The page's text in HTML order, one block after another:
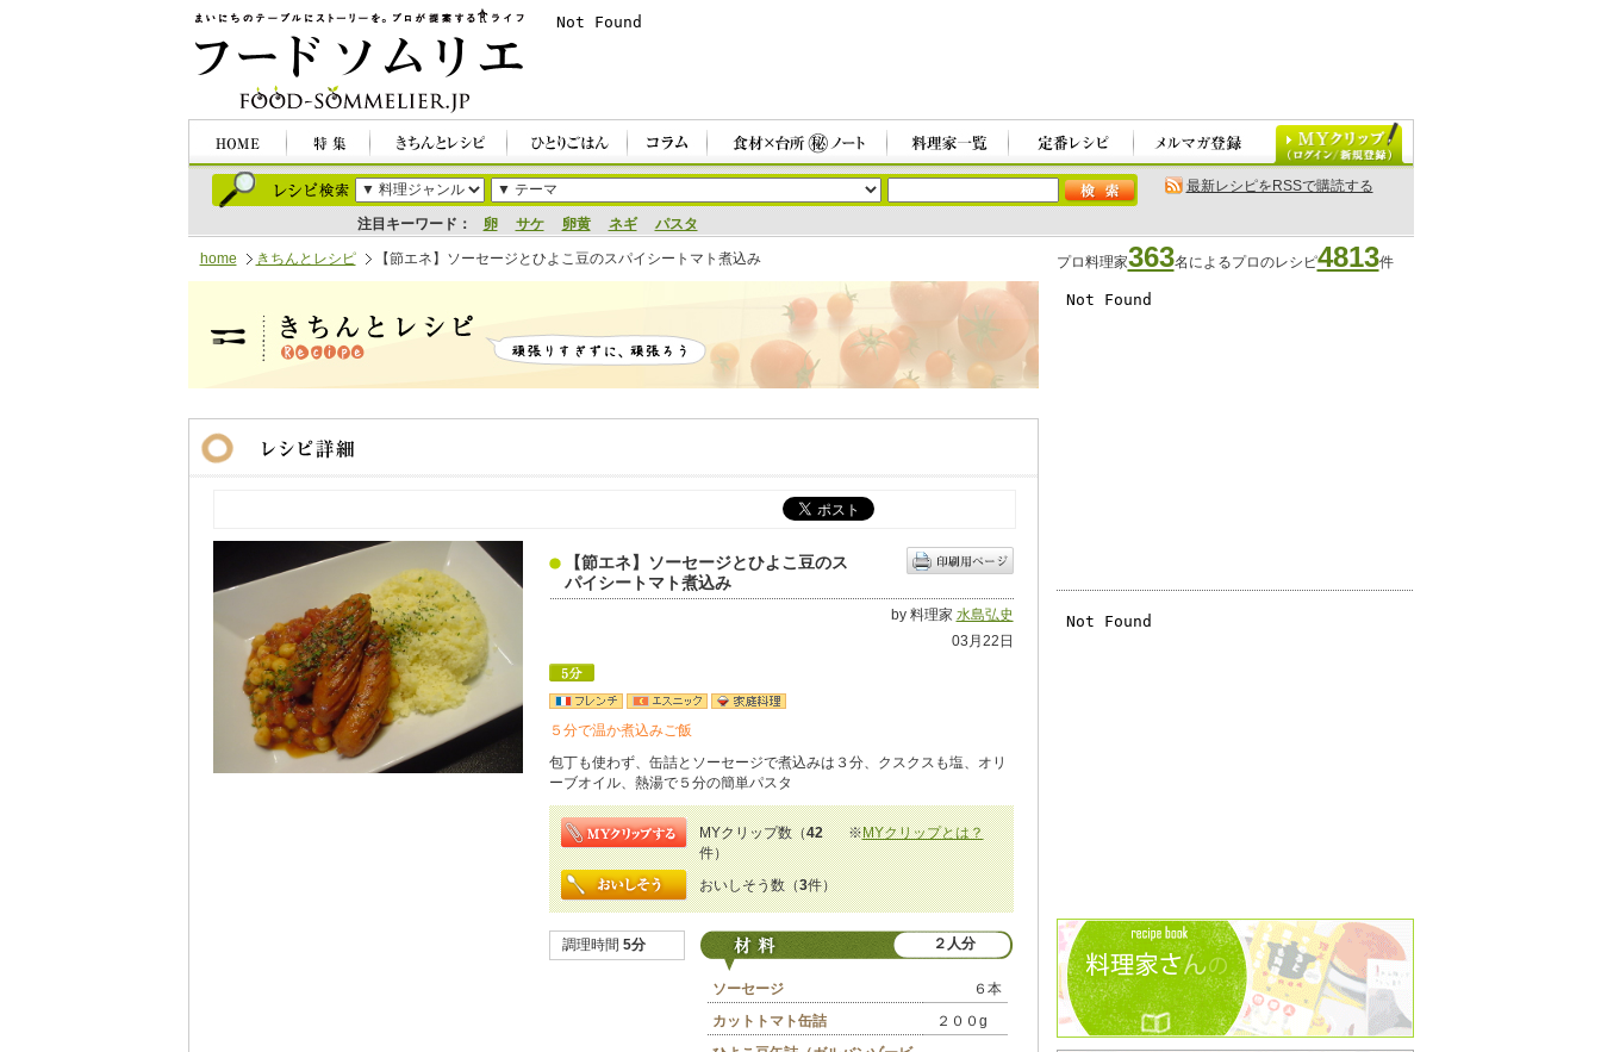
注目キーワード： 卵 サケ 卵黄 ネギ パスタ
最新レシピをRSSで購読する
home きちんとレシピ 【節エネ】ソーセージとひよこ豆のスパイシートマト煮込み プロ料理家363名によるプロのレシピ4813件
【節エネ】ソーセージとひよこ豆のス
パイシートマト煮込み
by 料理家 水島弘史
03月22日
５分で温か煮込みご飯
包丁も使わず、缶詰とソーセージで煮込みは３分、クスクスも塩、オリ
ーブオイル、熱湯で５分の簡単パスタ
MYクリップ数（42
件）
※MYクリップとは？
おいしそう数（3件）
調理時間 5分 ２人分
ソーセージ
６本
カットトマト缶詰
２００g